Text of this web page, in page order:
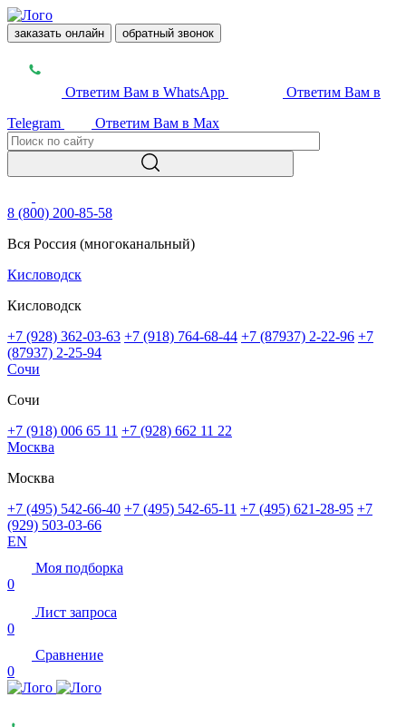
заказать онлайн обратный звонок
Ответим Вам в WhatsApp
Ответим Вам в
Telegram
Ответим Вам в Max
8 (800) 200-85-58
Вся Россия (многоканальный)
Кисловодск
Кисловодск
+7 (928) 362-03-63 +7 (918) 764-68-44 +7 (87937) 2-22-96 +7
(87937) 2-25-94
Сочи
Сочи
+7 (918) 006 65 11 +7 (928) 662 11 22
Москва
Москва
+7 (495) 542-66-40 +7 (495) 542-65-11 +7 (495) 621-28-95 +7
(929) 503-03-66
EN
Моя подборка
0
Лист запроса
0
Сравнение
0